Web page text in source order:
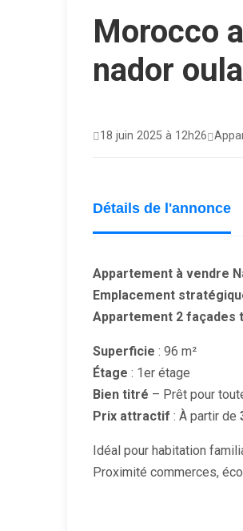
Morocco
nador
18 juin 2025 à 12h26
Détails de l'annonce
Appartement à vendre
Emplacement
Appartement 2 façades
Superficie : 96 m²
Étage : 1er étage
Bien titré – Prêt pour
Prix attractif : À partir de
Idéal pour habitation
Proximité commerces,